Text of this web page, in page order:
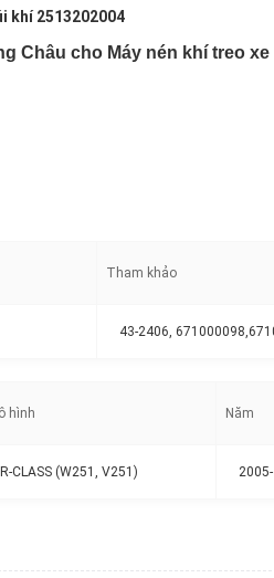
khí 2513202004
Châu cho Máy nén khí treo
Tham khảo
43-2406,
hình Năm
R-CLASS (W251, V251) 2005-